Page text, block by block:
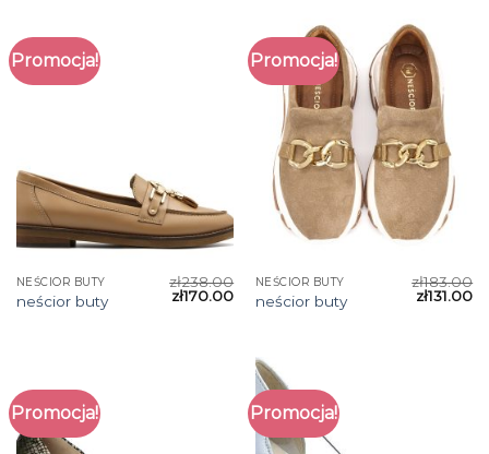
Promocja!
NEŚCIOR BUTY
neścior buty
zł238.00
zł170.00
Promocja!
NEŚCIOR BUTY
neścior buty
zł183.00
zł131.00
Promocja! Promocja!